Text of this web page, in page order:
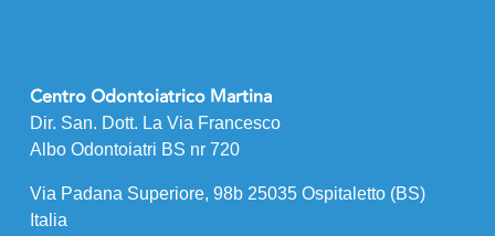
Centro Odontoiatrico Martina
Dir. San. Dott. La Via Francesco
Albo Odontoiatri BS nr 720
Via Padana Superiore, 98b 25035 Ospitaletto (BS)
Italia